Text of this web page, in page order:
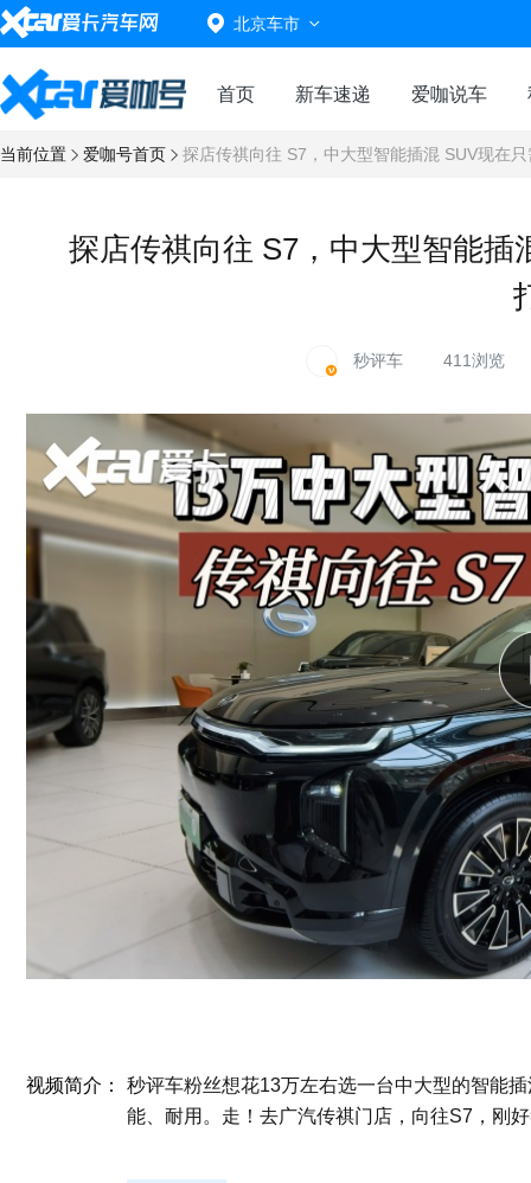
北京车市
首页 新车速递 爱咖说车
当前位置 爱咖号首页 探店传祺向往 S7，中大型智能插混 SUV现在
探店传祺向往 S7，中大型智能
秒评车 411浏览
视频简介：
秒评车粉丝想花13万左右选一台中大型的智能
能、耐用。走！去广汽传祺门店，向往S7，刚